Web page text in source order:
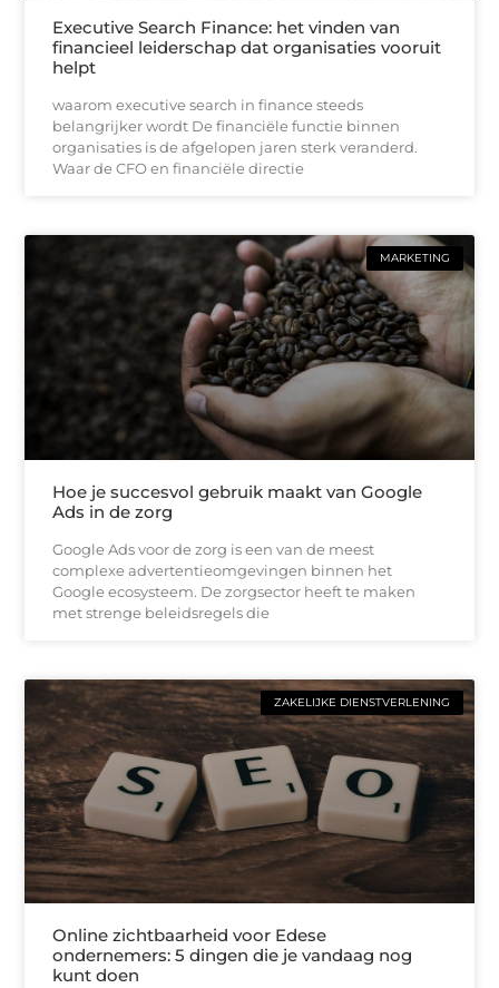
Executive Search Finance: het vinden van
financieel leiderschap dat organisaties vooruit
helpt
waarom executive search in finance steeds
belangrijker wordt De financiële functie binnen
organisaties is de afgelopen jaren sterk veranderd.
Waar de CFO en financiële directie
MARKETING
Hoe je succesvol gebruik maakt van Google
Ads in de zorg
Google Ads voor de zorg is een van de meest
complexe advertentieomgevingen binnen het
Google ecosysteem. De zorgsector heeft te maken
met strenge beleidsregels die
ZAKELIJKE DIENSTVERLENING
Online zichtbaarheid voor Edese
ondernemers: 5 dingen die je vandaag nog
kunt doen